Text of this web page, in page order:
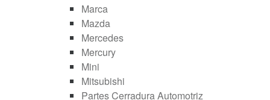
Marca
Mazda
Mercedes
Mercury
Mini
Mitsubishi
Partes Cerradura Automotriz